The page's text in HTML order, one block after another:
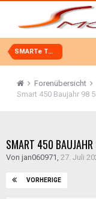
SMARTe Technik
Forenübersicht
Smart 450 Baujahr 98
SMART 450 BAUJAHR
Von jan060971, 27. Juli
VORHERIGE